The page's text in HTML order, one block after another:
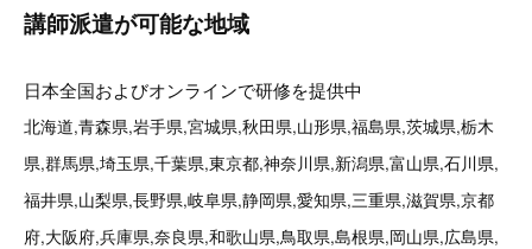
講師派遣が可能な地域
日本全国およびオンラインで研修を提供中
北海道,青森県,岩手県,宮城県,秋田県,山形県,福島県,茨城県,栃木
県,群馬県,埼玉県,千葉県,東京都,神奈川県,新潟県,富山県,石川県,
福井県,山梨県,長野県,岐阜県,静岡県,愛知県,三重県,滋賀県,京都
府,大阪府,兵庫県,奈良県,和歌山県,鳥取県,島根県,岡山県,広島県,